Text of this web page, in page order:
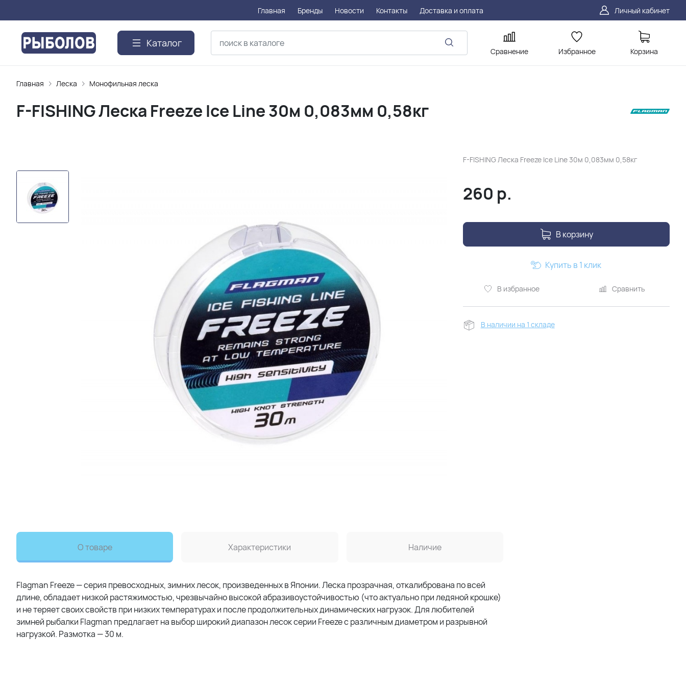
Главная Бренды Новости Контакты Доставка и оплата Личный кабинет
Каталог
Сравнение Избранное Корзина
Главная Леска Монофильная леска
F-FISHING Леска Freeze Ice Line 30м 0,083мм 0,58кг
F-FISHING Леска Freeze Ice Line 30м 0,083мм 0,58кг
260 р.
В корзину
В избранное Сравнить
Купить в 1 клик
В наличии на 1 складе
О товаре Характеристики Наличие
Flagman Freeze — серия превосходных, зимних лесок, произведенных в Японии. Леска прозрачная, откалибрована по всей
длине, обладает низкой растяжимостью, чрезвычайно высокой абразивоустойчивостью (что актуально при ледяной крошке)
и не теряет своих свойств при низких температурах и после продолжительных динамических нагрузок. Для любителей
зимней рыбалки Flagman предлагает на выбор широкий диапазон лесок серии Freeze с различным диаметром и разрывной
нагрузкой. Размотка — 30 м.